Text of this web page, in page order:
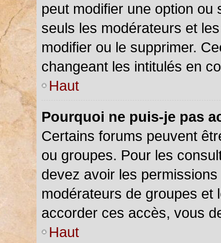
peut modifier une option ou
seuls les modérateurs et
modifier ou le supprimer.
changeant les intitulés en
Haut
Pourquoi ne puis-je pas
Certains forums peuvent
ou groupes. Pour les
devez avoir les
modérateurs de groupes et
accorder ces accès, vous
Haut